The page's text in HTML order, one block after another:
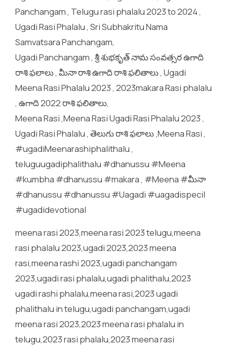
Panchangam , Telugu rasi phalalu 2023 to 2024 ,
Ugadi Rasi Phalalu , Sri Subhakritu Nama
Samvatsara Panchangam,
Ugadi Panchangam , శ్రీ శుభకృత్ నామ సంవత్సర ఉగాది
రాశి ఫలాలు , మీనా రాశి ఉగాది రాశి ఫలితాలు , Ugadi
Meena Rasi Phalalu 2023 , 2023makara Rasi phalalu
, ఉగాది 2022 రాశి ఫలితాలు,
Meena Rasi ,Meena Rasi Ugadi Rasi Phalalu 2023 ,
Ugadi Rasi Phalalu , తెలుగు రాశి ఫలాలు ,Meena Rasi ,
#ugadiMeenarashiphalithalu ,
teluguugadiphalithalu #dhanussu #Meena
#kumbha #dhanussu #makara , #Meena #మీనా
#dhanussu #dhanussu #Uagadi #uagadispecil
#ugadidevotional
meena rasi 2023,meena rasi 2023 telugu,meena
rasi phalalu 2023,ugadi 2023,2023 meena
rasi,meena rashi 2023,ugadi panchangam
2023,ugadi rasi phalalu,ugadi phalithalu,2023
ugadi rashi phalalu,meena rasi,2023 ugadi
phalithalu in telugu,ugadi panchangam,ugadi
meena rasi 2023,2023 meena rasi phalalu in
telugu,2023 rasi phalalu,2023 meena rasi